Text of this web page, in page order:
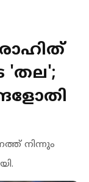
രോഹിത്
'തല';
നിന്നും